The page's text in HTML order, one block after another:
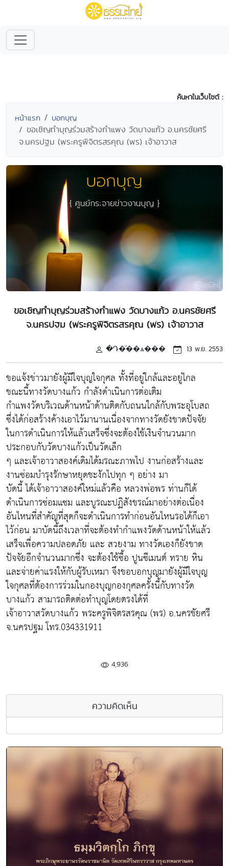
ค้นหาในเว็บไซต์ :
หน้าแรก บอกบุญ
ขอเชิญทำบุญร่วมสร้างกำแพง วัดบางแก้ว อ.นครชัยศรี
จ.นครปฐม (พระครูพิจิตรสรคุณ (พร) เจ้าอาวาส
ขอเชิญทำบุญร่วมสร้างกำแพง วัดบางแก้ว อ.นครชัยศรี
จ.นครปฐม (พระครูพิจิตรสรคุณ (พร) เจ้าอาวาส
�Դ�ͧ��ѧ��� 13 พ.ย. 2553
ขอแจ้งข่าวมายังผู้มีใจบุญใจกุศล ทั้งที่อยู่ใกล้และอยู่ไกล
ขณะนี้ทางวัดบางแก้ว กำลังดำเนินการต่อเติม
กำแพงวัดบริเวณด้านหน้าด้านติดกับถนนใกล้กับพระอุโบสถ
ซึ่งได้ก่อสร้างค้างเอาไว้มานานเนื่องจากทางวัดยังขาดปัจจัย
ในการดำเนินการให้แล้วเสร็จซึ่งจะต้องใช้เงินจำนวนมาก
ประกอบกับวัดบางแก้วเป็นวัดเล็ก
ๆ และเจ้าอาวาสองค์เดิมได้มรณะภาพไป งานก่อสร้างและ
งานซ่อมบำรุงรักษาหยุดชะงักไปทุก ๆ อย่าง มา
บัดนี้ ได้เจ้าอาวาสองค์ใหม่แล้วคือ หลวงพ่อพร ท่านก็ได้
ดำเนินการซ่อมแซม และบูรณะปฏิสังขรณ์มาอย่างต่อเนื่อง
อันไหนที่สำคัญที่สุดก็จะดำเนินการทำก่อนอันไหนรอได้ก็เอา
ไว้ก่อน มาบัดนี้ถึงเวลาที่จะต้องทำกำแพงวัดด้านหน้าให้แล้ว
เสร็จเพื่อความปลอดภัย และ สวยงาม ทางวัดเองก็ยังขาด
ปัจจัยอีกจำนวนมากซึ่ง จะต้องใช้ซื้อ ปูนซีเมนต์ ทราย หิน
และจ่ายค่าแรงให้กับผู้รับเหมา จึงขอบอกบุญมายังผู้มีใจบุญ
ใจกุศลที่ต้องการร่วมในกองบุญกองกุศลครั้งนี้กับทางวัด
บางแก้ว สามารถติดต่อทำบุญโดยตรงได้ที่
เจ้าอาวาสวัดบางแก้ว พระครูพิจิตรสรคุณ (พร) อ.นครชัยศรี
จ.นครปฐม โทร.034331911
4,936
ความคิดเห็น